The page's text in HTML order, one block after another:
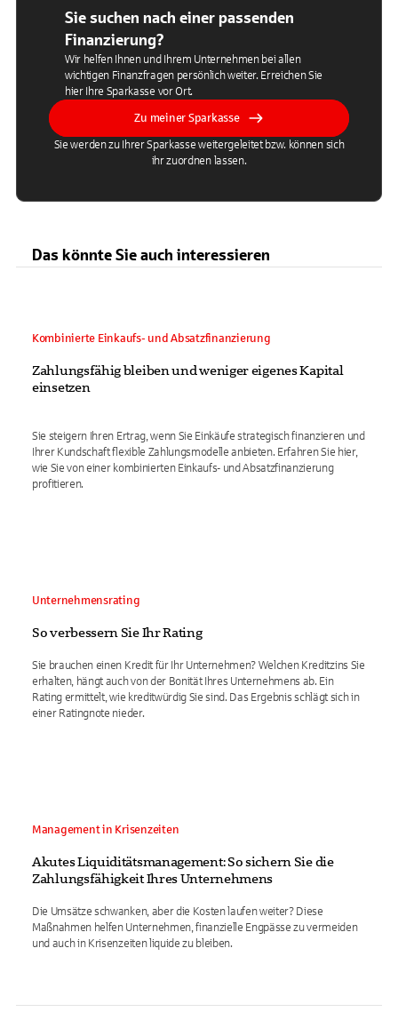
Sie suchen nach einer passenden
Finanzierung?
Wir helfen Ihnen und Ihrem Unternehmen bei allen
wichtigen Finanzfragen persönlich weiter. Erreichen Sie
hier Ihre Sparkasse vor Ort.
Zu meiner Sparkasse
Sie werden zu Ihrer Sparkasse weitergeleitet bzw. können sich
ihr zuordnen lassen.
Das könnte Sie auch interessieren
Kombinierte Einkaufs- und Absatzfinanzierung
Zahlungsfähig bleiben und weniger eigenes Kapital
einsetzen
Sie steigern Ihren Ertrag, wenn Sie Einkäufe strategisch finanzieren und
Ihrer Kundschaft flexible Zahlungsmodelle anbieten. Erfahren Sie hier,
wie Sie von einer kombinierten Einkaufs- und Absatzfinanzierung
profitieren.
Unternehmensrating
So verbessern Sie Ihr Rating
Sie brauchen einen Kredit für Ihr Unternehmen? Welchen Kreditzins Sie
erhalten, hängt auch von der Bonität Ihres Unternehmens ab. Ein
Rating ermittelt, wie kreditwürdig Sie sind. Das Ergebnis schlägt sich in
einer Ratingnote nieder.
Management in Krisenzeiten
Akutes Liquiditätsmanagement: So sichern Sie die
Zahlungsfähigkeit Ihres Unternehmens
Die Umsätze schwanken, aber die Kosten laufen weiter? Diese
Maßnahmen helfen Unternehmen, finanzielle Engpässe zu vermeiden
und auch in Krisenzeiten liquide zu bleiben.